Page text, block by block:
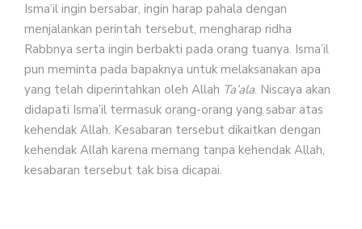
Isma’il ingin bersabar, ingin harap pahala dengan
menjalankan perintah tersebut, mengharap ridha
Rabbnya serta ingin berbakti pada orang tuanya. Isma’il
pun meminta pada bapaknya untuk melaksanakan apa
yang telah diperintahkan oleh Allah Ta’ala. Niscaya akan
didapati Isma’il termasuk orang-orang yang sabar atas
kehendak Allah. Kesabaran tersebut dikaitkan dengan
kehendak Allah karena memang tanpa kehendak Allah,
kesabaran tersebut tak bisa dicapai.